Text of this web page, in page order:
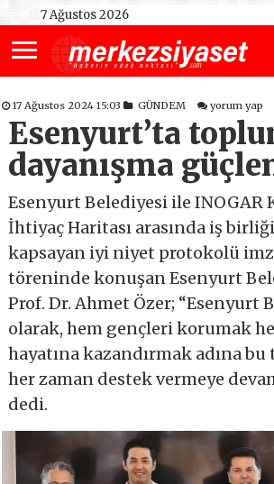
7 Ağustos 2026
17 Ağustos 2024 15:03 GÜNDEM yorum yap
Esenyurt’ta
dayanışma
Esenyurt Belediyesi ile INOGAR
İhtiyaç Haritası arasında iş
kapsayan iyi niyet protokolü
töreninde konuşan Esenyurt
Prof. Dr. Ahmet Özer; “Esenyurt
olarak, hem gençleri korumak
hayatına kazandırmak adına
her zaman destek vermeye
dedi.